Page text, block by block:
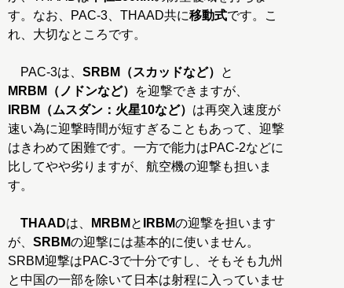
す。なお、PAC-3、THAAD共に移動式です。こ
れ、大切なところです。
PAC-3は、 SRBM（スカッドなど）
と
MRBM（ノドンなど）
を迎撃できますが、
IRBM（ムスダン：火星10など） は再突入速度が
速い為に迎撃時間が短すぎることもあって、迎撃
はきわめて困難です。一方で能力はPAC-2などに
比してやや劣りますが、航空機の迎撃も担いま
す。
THAADは、 MRBM と IRBMの迎撃を担います
が、 SRBMの迎撃には基本的に使いません。
SRBM迎撃はPAC-3で十分ですし、そもそも九州
と中国の一部を除いて日本は射程に入っていませ